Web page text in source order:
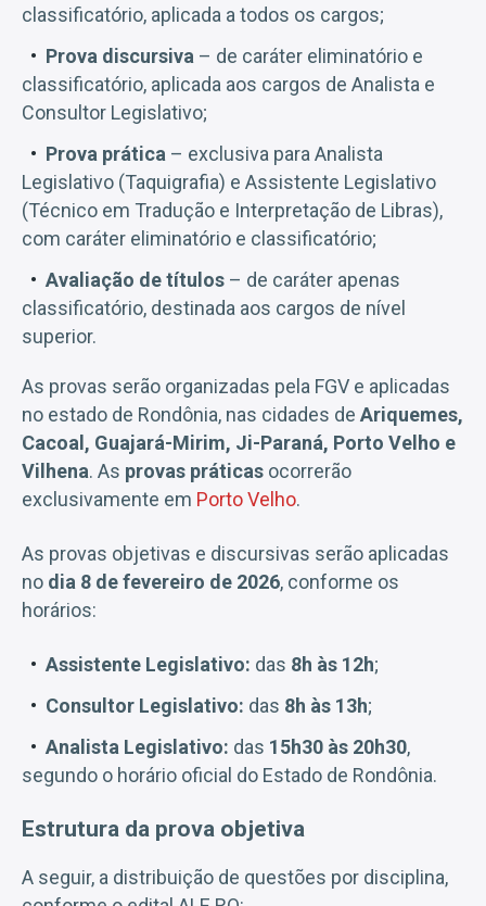
classificatório, aplicada a todos os cargos;
Prova discursiva – de caráter eliminatório e
classificatório, aplicada aos cargos de Analista e
Consultor Legislativo;
Prova prática – exclusiva para Analista
Legislativo (Taquigrafia) e Assistente Legislativo
(Técnico em Tradução e Interpretação de Libras),
com caráter eliminatório e classificatório;
Avaliação de títulos – de caráter apenas
classificatório, destinada aos cargos de nível
superior.
As provas serão organizadas pela FGV e aplicadas
no estado de Rondônia, nas cidades de Ariquemes,
Cacoal, Guajará-Mirim, Ji-Paraná, Porto Velho e
Vilhena. As provas práticas ocorrerão
exclusivamente em Porto Velho.
As provas objetivas e discursivas serão aplicadas
no dia 8 de fevereiro de 2026, conforme os
horários:
Assistente Legislativo: das 8h às 12h;
Consultor Legislativo: das 8h às 13h;
Analista Legislativo: das 15h30 às 20h30,
segundo o horário oficial do Estado de Rondônia.
Estrutura da prova objetiva
A seguir, a distribuição de questões por disciplina,